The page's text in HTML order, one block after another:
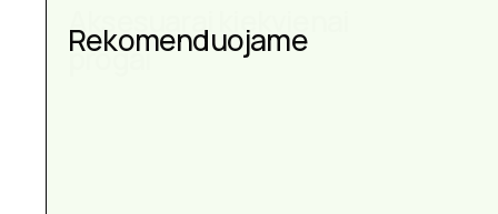
Aksesuarai kiekvienai
progai